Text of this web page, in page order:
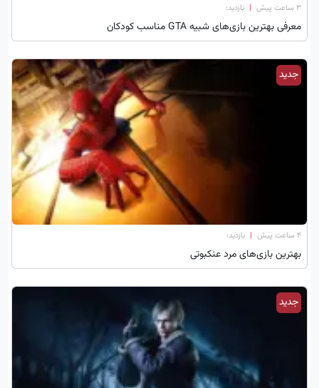
۳ ساعت پیش | بازدید:
معرفی بهترین بازی‌های شبیه GTA مناسب کودکان
جدید
۴ ساعت پیش | بازدید:
بهترین بازی‌های مرد عنکبوتی
جدید